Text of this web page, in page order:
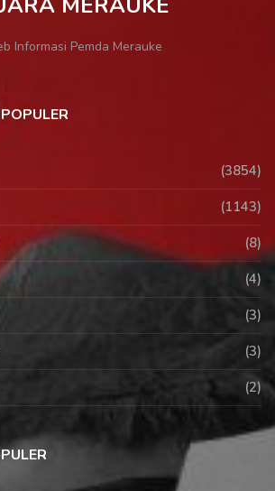
Informasi Pemda Merauke
(3854)
(1143)
(8)
(4)
(3)
(3)
(2)